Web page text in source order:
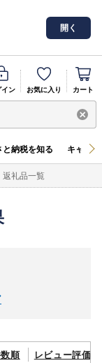
開く
イン お気に入り カート
と納税を知る キャン
返礼品一覧
順 レビュー評価順